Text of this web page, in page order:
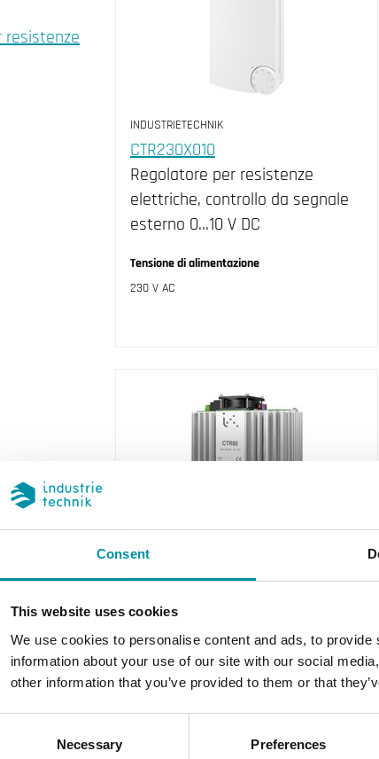
Consent
This website uses cookies
We use cookies to personalise content and ads, to
information about your use of our site with our social
other information that you’ve provided to them or that
Necessary Preferences
resistenze
INDUSTRIETECHNIK
CTR230X010
Regolatore per resistenze
elettriche, controllo da segnale
esterno 0...10 V DC
Tensione di alimentazione
230 V AC
INDUSTRIETECHNIK
CTR80
Regolatore per resistenze
temperatura
Opzione segnale di controllo esterno 0...10 V
DC